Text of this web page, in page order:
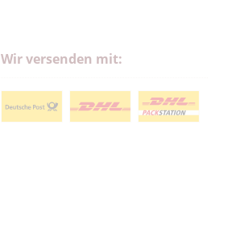
Wir versenden mit: